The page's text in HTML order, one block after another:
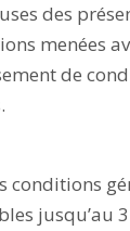
des
menées
de
conditions
jusqu’au